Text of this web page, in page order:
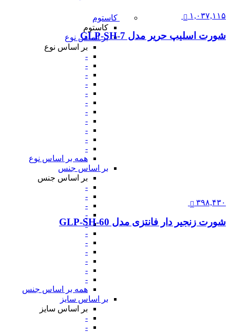
کاستوم
کاستوم
بر اساس نوع
بر اساس نوع
-
-
-
-
-
-
-
-
-
-
-
همه بر اساس نوع
بر اساس جنس
بر اساس جنس
-
-
-
-
-
-
-
-
-
-
-
همه بر اساس جنس
بر اساس سایز
بر اساس سایز
-
-
۱,۰۳۷,۱۱۵
شورت اسلیپ حریر مدل GLP-SH-7
۳۹۸,۴۳۰
شورت زنجیر دار فانتزی مدل GLP-SH-60